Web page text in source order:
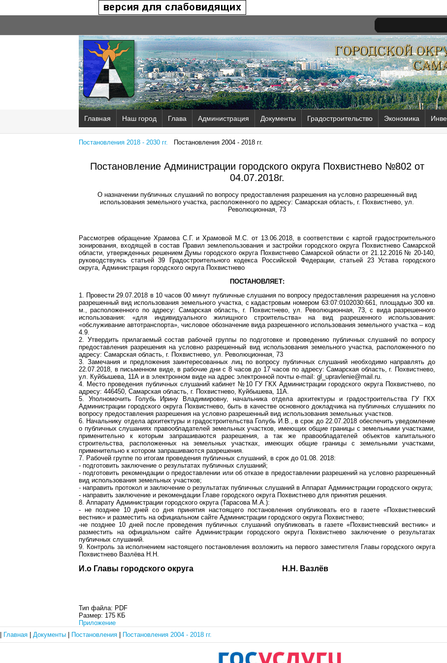
Главная Наш город Глава Администрация Документы Градостроительство Экономика
Постановления 2018 - 2030 гг. Постановления 2004 - 2018 гг.
Постановление Администрации городского округа Похвистнево №802 от
04.07.2018г.
О назначении публичных слушаний по вопросу предоставления разрешения на условно разрешенный вид
использования земельного участка, расположенного по адресу: Самарская область, г. Похвистнево, ул.
Революционная, 73
Рассмотрев обращение Храмова С.Г. и Храмовой М.С. от 13.06.2018, в соответствии с картой градостроительного
зонирования, входящей в состав Правил землепользования и застройки городского округа Похвистнево Самарской
области, утвержденных решением Думы городского округа Похвистнево Самарской области от 21.12.2016 № 20-140,
руководствуясь статьей 39 Градостроительного кодекса Российской Федерации, статьей 23 Устава городского
округа, Администрация городского округа Похвистнево
ПОСТАНОВЛЯЕТ:
1. Провести 29.07.2018 в 10 часов 00 минут публичные слушания по вопросу предоставления разрешения на условно
разрешенный вид использования земельного участка, с кадастровым номером 63:07:0102030:661, площадью 300 кв.
м., расположенного по адресу: Самарская область, г. Похвистнево, ул. Революционная, 73, с вида разрешенного
использования: «для индивидуального жилищного строительства» на вид разрешенного использования:
«обслуживание автотранспорта», числовое обозначение вида разрешенного использования земельного участка – код
4.9.
2. Утвердить прилагаемый состав рабочей группы по подготовке и проведению публичных слушаний по вопросу
предоставления разрешения на условно разрешенный вид использования земельного участка, расположенного по
адресу: Самарская область, г. Похвистнево, ул. Революционная, 73
3. Замечания и предложения заинтересованных лиц по вопросу публичных слушаний необходимо направлять до
22.07.2018, в письменном виде, в рабочие дни с 8 часов до 17 часов по адресу: Самарская область, г. Похвистнево,
ул. Куйбышева, 11А и в электронном виде на адрес электронной почты e-mail: gl_upravlenie@mail.ru.
4. Место проведения публичных слушаний кабинет №10 ГУ ГКХ Администрации городского округа Похвистнево, по
адресу: 446450, Самарская область, г. Похвистнево, Куйбышева, 11А.
5. Уполномочить Голубь Ирину Владимировну, начальника отдела архитектуры и градостроительства ГУ ГКХ
Администрации городского округа Похвистнево, быть в качестве основного докладчика на публичных слушаниях по
вопросу предоставления разрешения на условно разрешенный вид использования земельных участков.
6. Начальнику отдела архитектуры и градостроительства Голубь И.В., в срок до 22.07.2018 обеспечить уведомление
о публичных слушаниях правообладателей земельных участков, имеющих общие границы с земельными участками,
применительно к которым запрашиваются разрешения, а так же правообладателей объектов капитального
строительства, расположенных на земельных участках, имеющих общие границы с земельными участками,
применительно к котором запрашиваются разрешения.
7. Рабочей группе по итогам проведения публичных слушаний, в срок до 01.08. 2018:
- подготовить заключение о результатах публичных слушаний;
- подготовить рекомендации о предоставлении или об отказе в предоставлении разрешений на условно разрешенный
вид использования земельных участков;
- направить протокол и заключение о результатах публичных слушаний в Аппарат Администрации городского округа;
- направить заключение и рекомендации Главе городского округа Похвистнево для принятия решения.
8. Аппарату Администрации городского округа (Тарасова М.А.):
- не позднее 10 дней со дня принятия настоящего постановления опубликовать его в газете «Похвистневский
вестник» и разместить на официальном сайте Администрации городского округа Похвистнево;
-не позднее 10 дней после проведения публичных слушаний опубликовать в газете «Похвистневский вестник» и
разместить на официальном сайте Администрации городского округа Похвистнево заключение о результатах
публичных слушаний.
9. Контроль за исполнением настоящего постановления возложить на первого заместителя Главы городского округа
Похвистнево Вазлёва Н.Н.
И.о Главы городского округа Н.Н. Вазлёв
Тип файла: PDF
Размер: 175 КБ
Приложение
Главная Документы Постановления Постановления 2004 - 2018 гг.